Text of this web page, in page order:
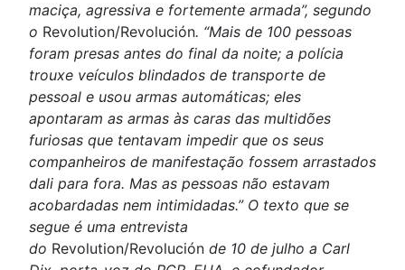
maciça, agressiva e fortemente armada”, segundo
o Revolution/Revolución. “Mais de 100 pessoas
foram presas antes do final da noite; a polícia
trouxe veículos blindados de transporte de
pessoal e usou armas automáticas; eles
apontaram as armas às caras das multidões
furiosas que tentavam impedir que os seus
companheiros de manifestação fossem arrastados
dali para fora. Mas as pessoas não estavam
acobardadas nem intimidadas.” O texto que se
segue é uma entrevista
do Revolution/Revolución de 10 de julho a Carl